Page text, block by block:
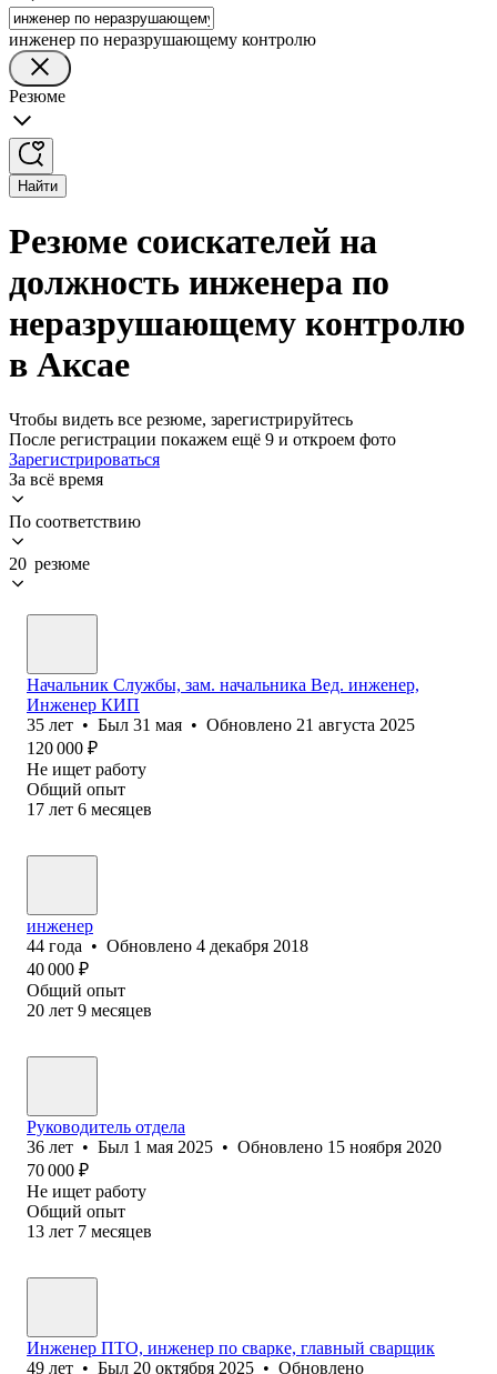
инженер по неразрушающему контролю
Резюме
Найти
Резюме соискателей на
должность инженера по
неразрушающему контролю
в Аксае
Чтобы видеть все резюме, зарегистрируйтесь
После регистрации покажем ещё 9 и откроем фото
Зарегистрироваться
За всё время
По соответствию
20 резюме
Начальник Службы, зам. начальника Вед. инженер,
Инженер КИП
35 лет • Был 31 мая • Обновлено 21 августа 2025
120 000 ₽
Не ищет работу
Общий опыт
17 лет 6 месяцев
инженер
44 года • Обновлено 4 декабря 2018
40 000 ₽
Общий опыт
20 лет 9 месяцев
Руководитель отдела
36 лет • Был 1 мая 2025 • Обновлено 15 ноября 2020
70 000 ₽
Не ищет работу
Общий опыт
13 лет 7 месяцев
Инженер ПТО, инженер по сварке, главный сварщик
49 лет • Был 20 октября 2025 • Обновлено